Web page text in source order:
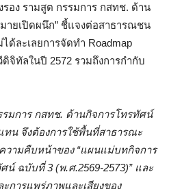
อง รามสูต กรรมการ กสทช. ด้าน
ายเปิดผนึก” ชี้แจงต่อสาธารณชน
ด้ละเลยการจัดทำ Roadmap
จิทัลในปี 2572 รวมถึงการกำกับ
รมการ กสทช. ด้านกิจการโทรทัศน์
น จึงต้องการใช้พื้นที่สาธารณะ
วามคืบหน้าของ “แผนแม่บทกิจการ
น์ ฉบับที่ 3 (พ.ศ.2569-2573)” และ
การแพร่ภาพและเสียงของ